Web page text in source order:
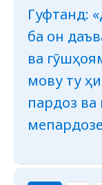
Гуфтанд:
ба он
ва
мову ту
пардоз